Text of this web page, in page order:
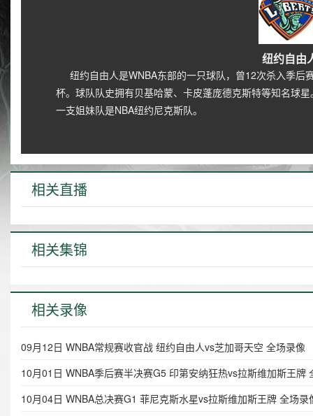
纽约自由
纽约自由人是WNBA东部的一只球队，曾12次杀入季后
杯。球队队史拥有贝基哈蒙、卡皮蓬庞德克斯特等知名球
一支姐妹队是NBA纽约尼克斯队。
相关直播
相关集锦
相关录像
09月12日 WNBA常规赛收官战 纽约自由人vs芝加哥天空 全场录像
10月01日 WNBA季后赛半决赛G5 印第安纳狂热vs拉斯维加斯王牌
10月04日 WNBA总决赛G1 菲尼克斯水星vs拉斯维加斯王牌 全场录